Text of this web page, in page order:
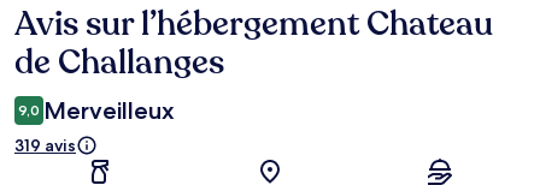
Avis
Avis sur l’hébergement Chateau
de Challanges
9,0 Merveilleux
319 avis